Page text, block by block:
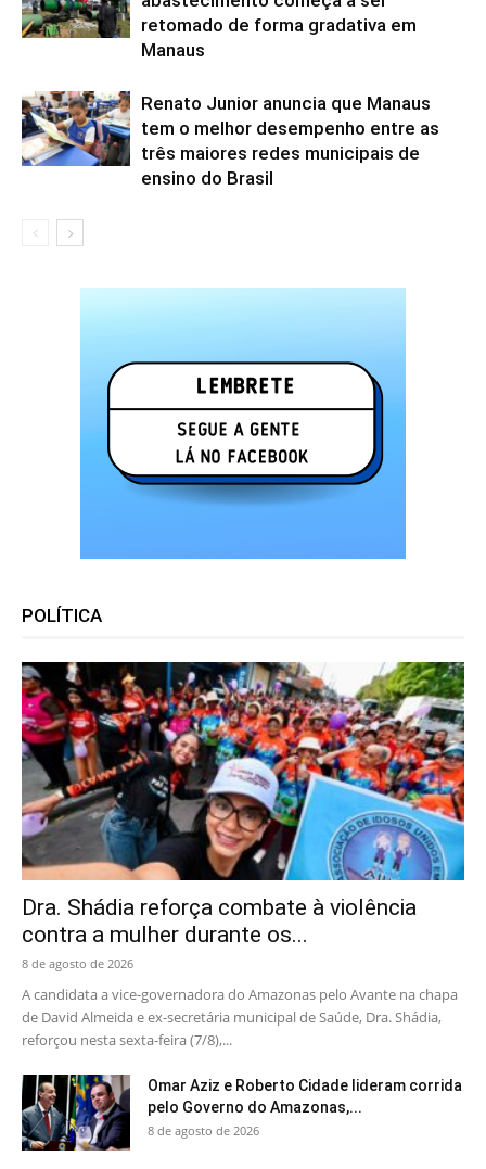
retomado de forma gradativa em
Manaus
Renato Junior anuncia que Manaus
tem o melhor desempenho entre as
três maiores redes municipais de
ensino do Brasil
POLÍTICA
Dra. Shádia reforça combate à violência
contra a mulher durante os...
8 de agosto de 2026
A candidata a vice-governadora do Amazonas pelo Avante na chapa
de David Almeida e ex-secretária municipal de Saúde, Dra. Shádia,
reforçou nesta sexta-feira (7/8),...
Omar Aziz e Roberto Cidade lideram corrida
pelo Governo do Amazonas,...
8 de agosto de 2026